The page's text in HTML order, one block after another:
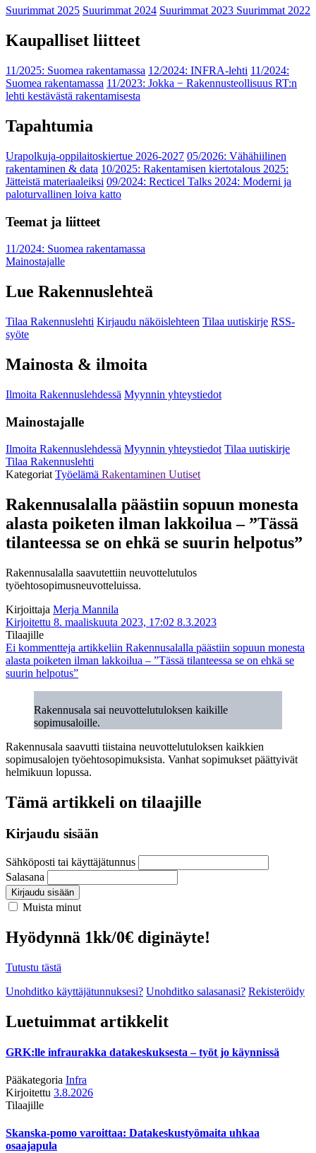
Suurimmat 2025 Suurimmat 2024 Suurimmat 2023 Suurimmat 2022
Kaupalliset liitteet
11/2025: Suomea rakentamassa 12/2024: INFRA-lehti 11/2024:
Suomea rakentamassa 11/2023: Jokka − Rakennusteollisuus RT:n
lehti kestävästä rakentamisesta
Tapahtumia
Urapolkuja-oppilaitoskiertue 2026-2027 05/2026: Vähähiilinen
rakentaminen & data 10/2025: Rakentamisen kiertotalous 2025:
Jätteistä materiaaleiksi 09/2024: Recticel Talks 2024: Moderni ja
paloturvallinen loiva katto
Teemat ja liitteet
11/2024: Suomea rakentamassa
Mainostajalle
Lue Rakennuslehteä
Tilaa Rakennuslehti Kirjaudu näköislehteen Tilaa uutiskirje RSS-
syöte
Mainosta & ilmoita
Ilmoita Rakennuslehdessä Myynnin yhteystiedot
Mainostajalle
Ilmoita Rakennuslehdessä Myynnin yhteystiedot Tilaa uutiskirje
Tilaa Rakennuslehti
KategoriatTyöelämä Rakentaminen Uutiset
Rakennusalalla päästiin sopuun monesta
alasta poiketen ilman lakkoilua – ”Tässä
tilanteessa se on ehkä se suurin helpotus”
Rakennusalalla saavutettiin neuvottelutulos
työehtosopimusneuvotteluissa.
Kirjoittaja Merja Mannila
Kirjoitettu 8. maaliskuuta 2023, 17:02 8.3.2023
Tilaajille
Ei kommentteja artikkeliin Rakennusalalla päästiin sopuun monesta
alasta poiketen ilman lakkoilua – ”Tässä tilanteessa se on ehkä se
suurin helpotus”
Rakennusala sai neuvottelutuloksen kaikille
sopimusaloille.
Rakennusala saavutti tiistaina neuvottelutuloksen kaikkien
sopimusalojen työehtosopimuksista. Vanhat sopimukset päättyivät
helmikuun lopussa.
Tämä artikkeli on tilaajille
Kirjaudu sisään
Sähköposti tai käyttäjätunnus
Salasana
Kirjaudu sisään
Muista minut
Hyödynnä 1kk/0€ diginäyte!
Tutustu tästä
Unohditko käyttäjätunnuksesi? Unohditko salasanasi? Rekisteröidy
Luetuimmat artikkelit
GRK:lle infraurakka datakeskuksesta – työt jo käynnissä
Pääkategoria Infra
Kirjoitettu 3.8.2026
Tilaajille
Skanska-pomo varoittaa: Datakeskustyömaita uhkaa
osaajapula